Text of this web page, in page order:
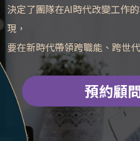
決定了團隊在AI時代改變工作
現，
要在新時代帶領跨職能、跨世
預約顧